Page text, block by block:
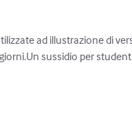
ad illustrazione di
sussidio per